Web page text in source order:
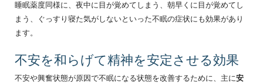
睡眠薬度同様に、夜中に目が覚めてしまう、朝早くに目が覚めてし
まう、ぐっすり寝た気がしないといった不眠の症状にも効果があり
ます。
不安を和らげて精神を安定させる効果
不安や興奮状態が原因で不眠になる状態を改善するために、主に安